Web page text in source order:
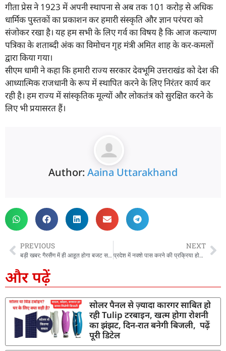
गीता प्रेस ने 1923 में अपनी स्थापना से अब तक 101 करोड़ से अधिक
धार्मिक पुस्तकों का प्रकाशन कर हमारी संस्कृति और ज्ञान परंपरा को
संजोकर रखा है। यह हम सभी के लिए गर्व का विषय है कि आज कल्याण
पत्रिका के शताब्दी अंक का विमोचन गृह मंत्री अमित शाह के कर-कमलों
द्वारा किया गया।
सीएम धामी ने कहा कि हमारी राज्य सरकार देवभूमि उत्तराखंड को देश की
आध्यात्मिक राजधानी के रूप में स्थापित करने के लिए निरंतर कार्य कर
रही है। हम राज्य में सांस्कृतिक मूल्यों और लोकतंत्र को सुरक्षित करने के
लिए भी प्रयासरत हैं।
Author: Aaina Uttarakhand
PREVIOUS
बड़ी खबर: गैरसैंण में ही आहूत होगा बजट सत्र, सीएम धामी ने किया ऐलान
NEXT
प्रदेश में नक्शे पास करने की प्रक्रिया होगी आसान, अवैध निर्माण की प्रवृत्ति पर भी लगेगा अंकुश
और पढ़ें
सोलर पैनल से ज़्यादा कारगर साबित हो
रही Tulip टरबाइन, खत्म होगा रोशनी
का झंझट, दिन-रात बनेगी बिजली, पढ़ें
पूरी डिटेल